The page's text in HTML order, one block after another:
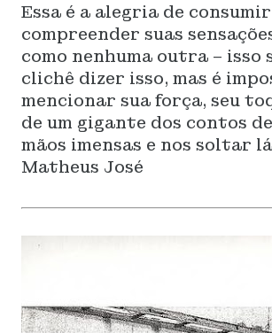
Essa é a alegria de
compreender suas
como nenhuma outra – isso
clichê dizer isso, mas é
mencionar sua força, seu
de um gigante dos contos
mãos imensas e nos soltar
Matheus José